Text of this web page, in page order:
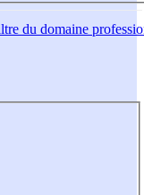
du domaine